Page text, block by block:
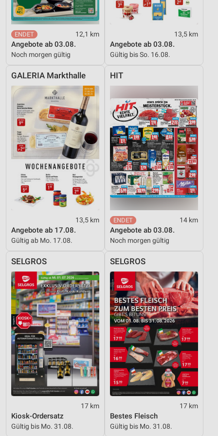
12,1 km
Angebote ab 03.08.
Noch morgen gültig
13,5 km
Angebote ab 03.08.
Gültig bis So. 16.08.
GALERIA Markthalle
13,5 km
Angebote ab 17.08.
Gültig ab Mo. 17.08.
HIT
14 km
Angebote ab 03.08.
Noch morgen gültig
SELGROS
17 km
Kiosk-Ordersatz
Gültig bis Mo. 31.08.
SELGROS
17 km
Bestes Fleisch
Gültig bis Mo. 31.08.
IAB-Besonderheiten:
Geräte anhand von aktiv angeforderten
Informationen identifizieren
Nicht-IAB-Verarbeitungszwecke:
Notwendig
Performance
Funktional
Werbung